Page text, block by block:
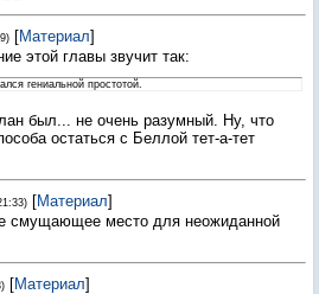
[Материал]
этой главы звучит так:
гениальной простотой.
был... не очень разумный. Ну, что
остаться с Беллой тет-а-тет
[Материал]
смущающее место для неожиданной
[Материал]